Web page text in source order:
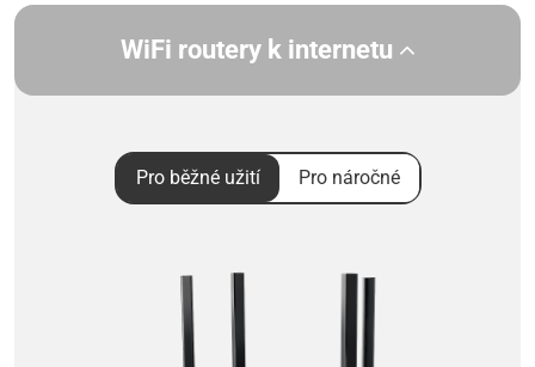
WiFi routery k internetu
Pro běžné užití Pro náročné